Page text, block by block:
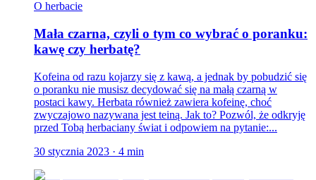
O herbacie
Mała czarna, czyli o tym co wybrać o poranku:
kawę czy herbatę?
Kofeina od razu kojarzy się z kawą, a jednak by pobudzić się
o poranku nie musisz decydować się na małą czarną w
postaci kawy. Herbata również zawiera kofeinę, choć
zwyczajowo nazywana jest teiną. Jak to? Pozwól, że odkryję
przed Tobą herbaciany świat i odpowiem na pytanie:...
30 stycznia 2023 · 4 min